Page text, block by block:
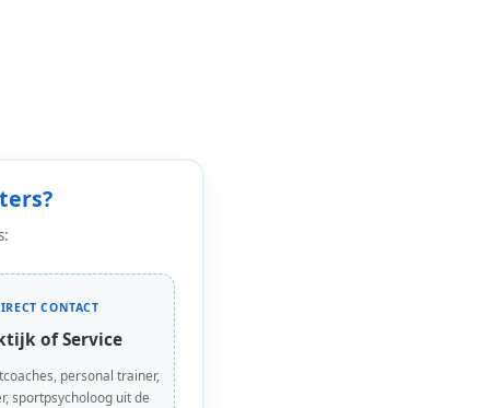
CONTACT
of Service
personal trainer,
sportpsycholoog uit de